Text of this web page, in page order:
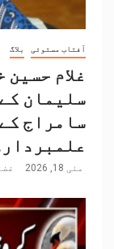
آفتاب مستوئی بلاگ
غلام
سلیمان
سامراج کے
مئی 18, 2026